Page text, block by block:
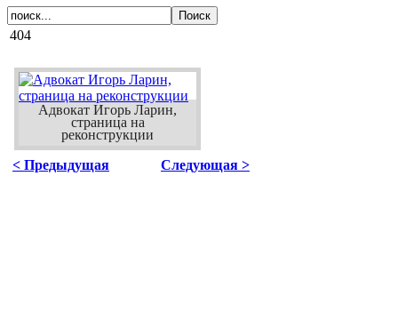
404
Адвокат Игорь Ларин,
страница на
реконструкции
< Предыдущая
Следующая >